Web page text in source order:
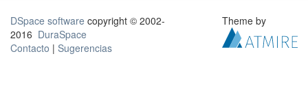
DSpace software copyright © 2002-
2016 DuraSpace
Contacto | Sugerencias
Theme by